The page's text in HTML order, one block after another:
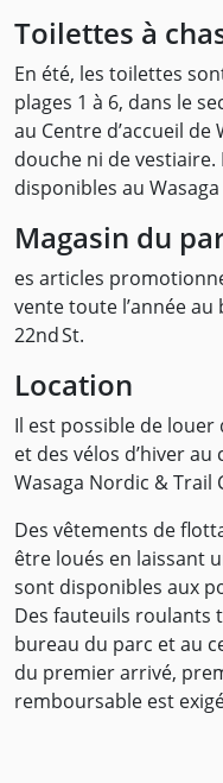
Toilettes à
En été, les toilettes
plages 1 à 6, dans le
au Centre d’accueil de
douche ni de
disponibles au
Magasin du
es articles
vente toute l’année
22nd St.
Location
Il est possible de
et des vélos d’hiver
Wasaga Nordic & Trail
Des vêtements de
être loués en laissant
sont disponibles aux
Des fauteuils roulants
bureau du parc et au
du premier arrivé,
remboursable est